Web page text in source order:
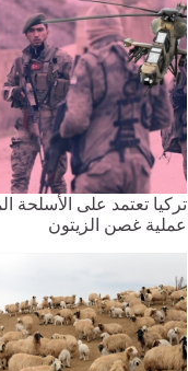
تركيا تعتمد على الأسلحة
عملية غصن الزيتون